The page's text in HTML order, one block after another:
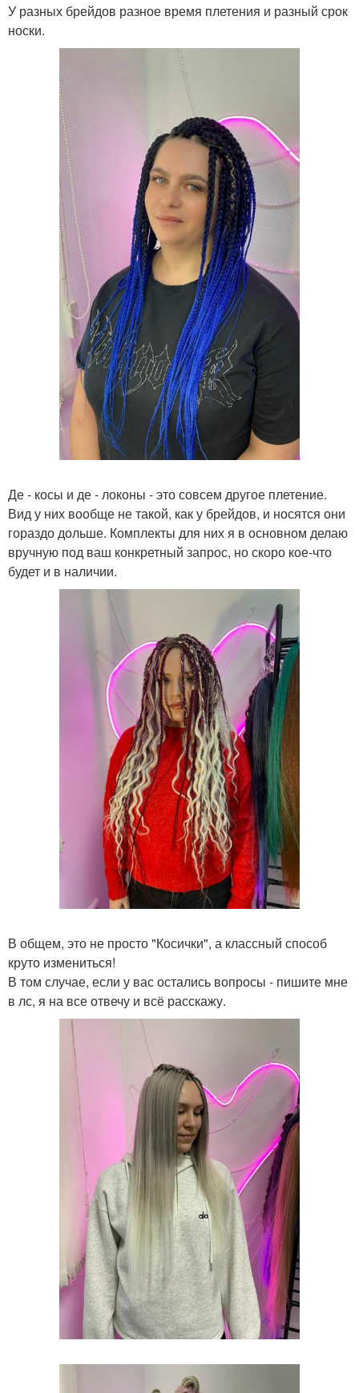
У разных брейдов разное время плетения и разный срок
носки.
Де - косы и де - локоны - это совсем другое плетение.
Вид у них вообще не такой, как у брейдов, и носятся они
гораздо дольше. Комплекты для них я в основном делаю
вручную под ваш конкретный запрос, но скоро кое-что
будет и в наличии.
В общем, это не просто "Косички", а классный способ
круто измениться!
В том случае, если у вас остались вопросы - пишите мне
в лс, я на все отвечу и всё расскажу.